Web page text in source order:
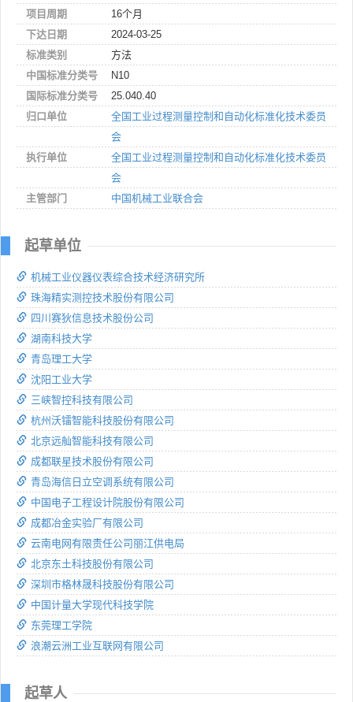
项目周期
16个月
下达日期
2024-03-25
标准类别
方法
中国标准分类号
N10
国际标准分类号
25.040.40
归口单位
全国工业过程测量控制和自动化标准化技术委员
会
执行单位
全国工业过程测量控制和自动化标准化技术委员
会
主管部门
中国机械工业联合会
起草单位
机械工业仪器仪表综合技术经济研究所
珠海精实测控技术股份有限公司
四川赛狄信息技术股份公司
湖南科技大学
青岛理工大学
沈阳工业大学
三峡智控科技有限公司
杭州沃镭智能科技股份有限公司
北京远舢智能科技有限公司
成都联星技术股份有限公司
青岛海信日立空调系统有限公司
中国电子工程设计院股份有限公司
成都冶金实验厂有限公司
云南电网有限责任公司丽江供电局
北京东土科技股份有限公司
深圳市格林晟科技股份有限公司
中国计量大学现代科技学院
东莞理工学院
浪潮云洲工业互联网有限公司
起草人